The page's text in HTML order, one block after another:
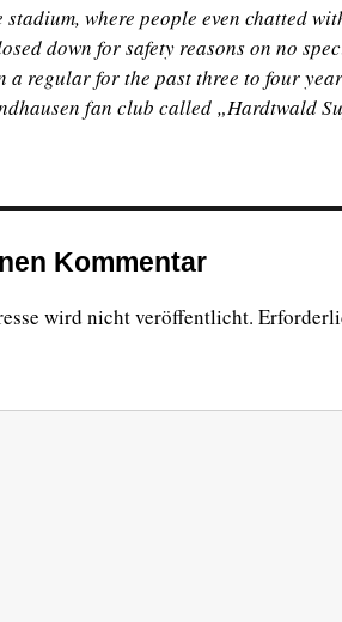
stadium, where people even chatted
down for safety reasons on no
a regular for the past three to four
fan club called „Hardtwald
Kommentar
wird nicht veröffentlicht.